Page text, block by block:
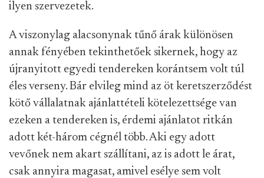
ilyen szervezetek.
A viszonylag alacsonynak tűnő árak különösen
annak fényében tekinthetőek sikernek, hogy az
újranyitott egyedi tendereken korántsem volt túl
éles verseny. Bár elvileg mind az öt keretszerződést
kötő vállalatnak ajánlattételi kötelezettsége van
ezeken a tendereken is, érdemi ajánlatot ritkán
adott két-három cégnél több. Aki egy adott
vevőnek nem akart szállítani, az is adott le árat,
csak annyira magasat, amivel esélye sem volt